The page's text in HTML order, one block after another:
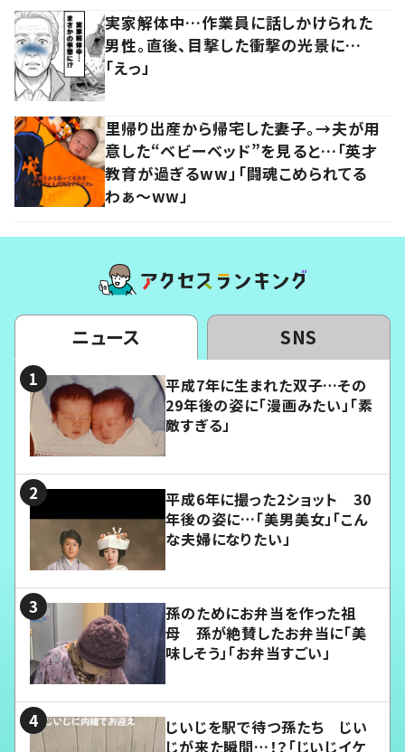
実家解体中…作業員に話しかけられた
男性。直後、目撃した衝撃の光景に…
「えっ」
里帰り出産から帰宅した妻子。→夫が用
意した“ベビーベッド”を見ると…「英才
教育が過ぎるww」「闘魂こめられてる
わぁ～ww」
ニュース SNS
平成7年に生まれた双子…その
29年後の姿に「漫画みたい」「素
敵すぎる」
平成6年に撮った2ショット 30
年後の姿に…「美男美女」「こん
な夫婦になりたい」
孫のためにお弁当を作った祖
母 孫が絶賛したお弁当に「美
味しそう」「お弁当すごい」
じいじを駅で待つ孫たち じい
じが来た瞬間…！？「じいじイケ